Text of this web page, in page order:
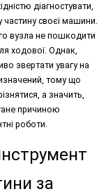
діагностувати,
частину своєї машини.
вузла не пошкодити
ходової. Однак,
звертати увагу на
тому що
а значить,
причиною
роботи.
за